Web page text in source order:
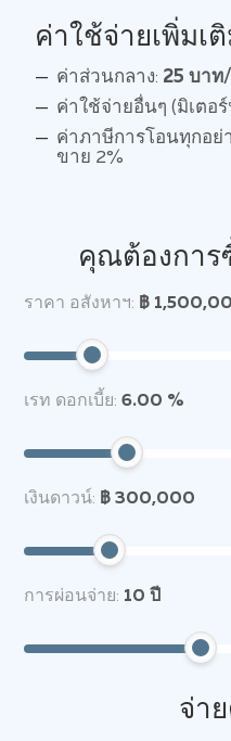
ค่าใช้จ่ายเพิ่มเ
ค่าส่วนกลาง: 25 บาท
ค่าใช้จ่ายอื่นๆ (มิเตอ
ค่าภาษีการโอนทุกอย่
ขาย 2%
คุณต้องการ
ราคา อสังหาฯ: ฿
เรท ดอกเบี้ย: 6.00 %
เงินดาวน์: ฿ 300,000
การผ่อนจ่าย: 10 ปี
จ่า